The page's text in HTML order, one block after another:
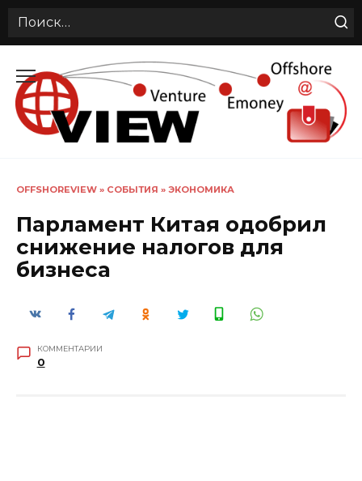
Search
содержанию
OFFSHOREVIEW » СОБЫТИЯ » ЭКОНОМИКА
Парламент Китая одобрил
снижение налогов для
бизнеса
КОММЕНТАРИИ
0